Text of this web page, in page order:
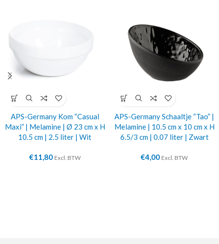
APS-Germany Kom “Casual
Maxi” | Melamine | Ø 23 cm x H
10.5 cm | 2.5 liter | Wit
€11,80 Excl. BTW
APS-Germany Schaaltje “Tao” |
Melamine | 10.5 cm x 10 cm x H
6.5/3 cm | 0.07 liter | Zwart
€4,00 Excl. BTW